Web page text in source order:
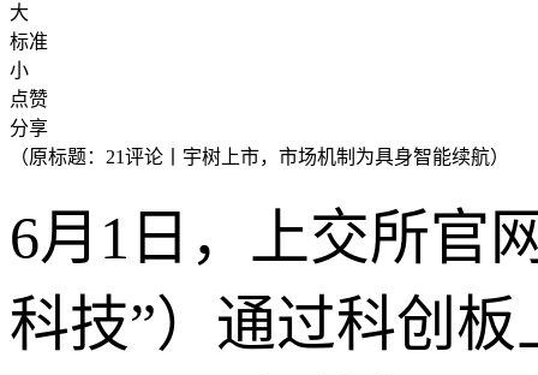
大
标准
小
点赞
分享
（原标题：21评论丨宇树上市，市场机制为具身智能续航）
6月1日，上交所官
科技”）通过科创